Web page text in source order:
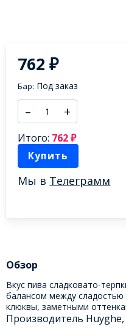
762₽
Бар: Под заказ
– +
Итого: 762₽
Купить
Мы в Телеграмм
Обзор
Вкус пива сладковато-
балансом между
клюквы, заметными
Производитель